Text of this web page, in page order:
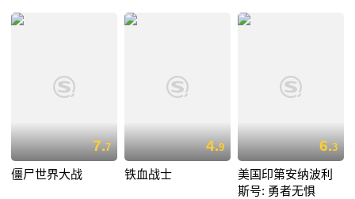
7.7
僵尸世界大战
4.9
铁血战士
6.3
美国印第安纳波利
斯号: 勇者无惧